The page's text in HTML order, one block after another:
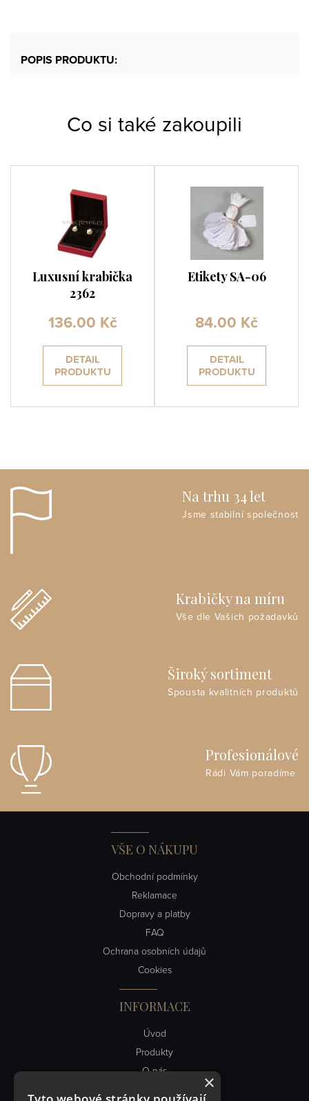
POPIS PRODUKTU:
Co si také zakoupili
Luxusní krabička
2362
136.00 Kč
DETAIL
PRODUKTU
Etikety SA-06
84.00 Kč
DETAIL
PRODUKTU
Na trhu 34 let
Jsme stabilní společnost
Krabičky na míru
Vše dle Vašich požadavků
Široký sortiment
Spousta kvalitních produktů
Profesionálové
Rádi Vám poradíme
VŠE O NÁKUPU
Obchodní podmínky
Reklamace
Dopravy a platby
FAQ
Ochrana osobních údajů
Cookies
INFORMACE
Úvod
Produkty
O nás
×